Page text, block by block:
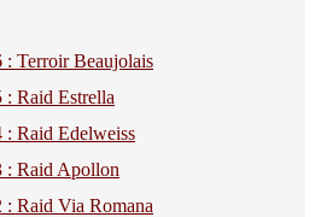
: Terroir Beaujolais
: Raid Estrella
: Raid Edelweiss
: Raid Apollon
: Raid Via Romana